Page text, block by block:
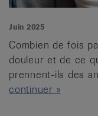
Juin 2025
Combien de fois
douleur et de ce
prennent-ils des
continuer »